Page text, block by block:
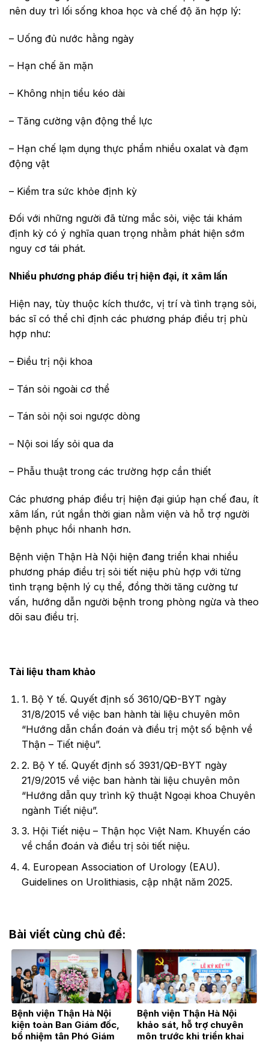
nên duy trì lối sống khoa học và chế độ ăn hợp lý:
– Uống đủ nước hằng ngày
– Hạn chế ăn mặn
– Không nhịn tiểu kéo dài
– Tăng cường vận động thể lực
– Hạn chế lạm dụng thực phẩm nhiều oxalat và đạm
động vật
– Kiểm tra sức khỏe định kỳ
Đối với những người đã từng mắc sỏi, việc tái khám
định kỳ có ý nghĩa quan trọng nhằm phát hiện sớm
nguy cơ tái phát.
Nhiều phương pháp điều trị hiện đại, ít xâm lấn
Hiện nay, tùy thuộc kích thước, vị trí và tình trạng sỏi,
bác sĩ có thể chỉ định các phương pháp điều trị phù
hợp như:
– Điều trị nội khoa
– Tán sỏi ngoài cơ thể
– Tán sỏi nội soi ngược dòng
– Nội soi lấy sỏi qua da
– Phẫu thuật trong các trường hợp cần thiết
Các phương pháp điều trị hiện đại giúp hạn chế đau, ít
xâm lấn, rút ngắn thời gian nằm viện và hỗ trợ người
bệnh phục hồi nhanh hơn.
Bệnh viện Thận Hà Nội hiện đang triển khai nhiều
phương pháp điều trị sỏi tiết niệu phù hợp với từng
tình trạng bệnh lý cụ thể, đồng thời tăng cường tư
vấn, hướng dẫn người bệnh trong phòng ngừa và theo
dõi sau điều trị.
Tài liệu tham khảo
1. Bộ Y tế. Quyết định số 3610/QĐ-BYT ngày
31/8/2015 về việc ban hành tài liệu chuyên môn
“Hướng dẫn chẩn đoán và điều trị một số bệnh về
Thận – Tiết niệu”.
2. Bộ Y tế. Quyết định số 3931/QĐ-BYT ngày
21/9/2015 về việc ban hành tài liệu chuyên môn
“Hướng dẫn quy trình kỹ thuật Ngoại khoa Chuyên
ngành Tiết niệu”.
3. Hội Tiết niệu – Thận học Việt Nam. Khuyến cáo
về chẩn đoán và điều trị sỏi tiết niệu.
4. European Association of Urology (EAU).
Guidelines on Urolithiasis, cập nhật năm 2025.
Bài viết cùng chủ đề:
Bệnh viện Thận Hà Nội
kiện toàn Ban Giám đốc,
bổ nhiệm tân Phó Giám
Bệnh viện Thận Hà Nội
khảo sát, hỗ trợ chuyên
môn trước khi triển khai